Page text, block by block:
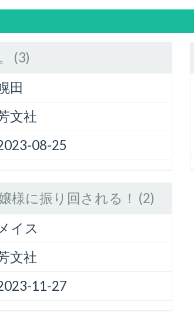
(3)
田
文社
08-25
様に振り回される！ (2)
イス
文社
11-27